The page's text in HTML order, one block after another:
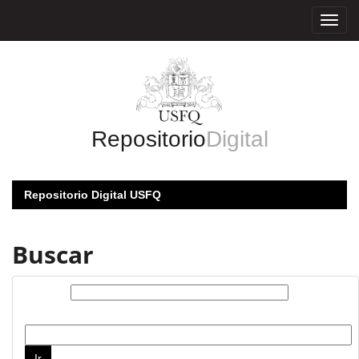
RepositorioDigital
Repositorio Digital USFQ
Buscar